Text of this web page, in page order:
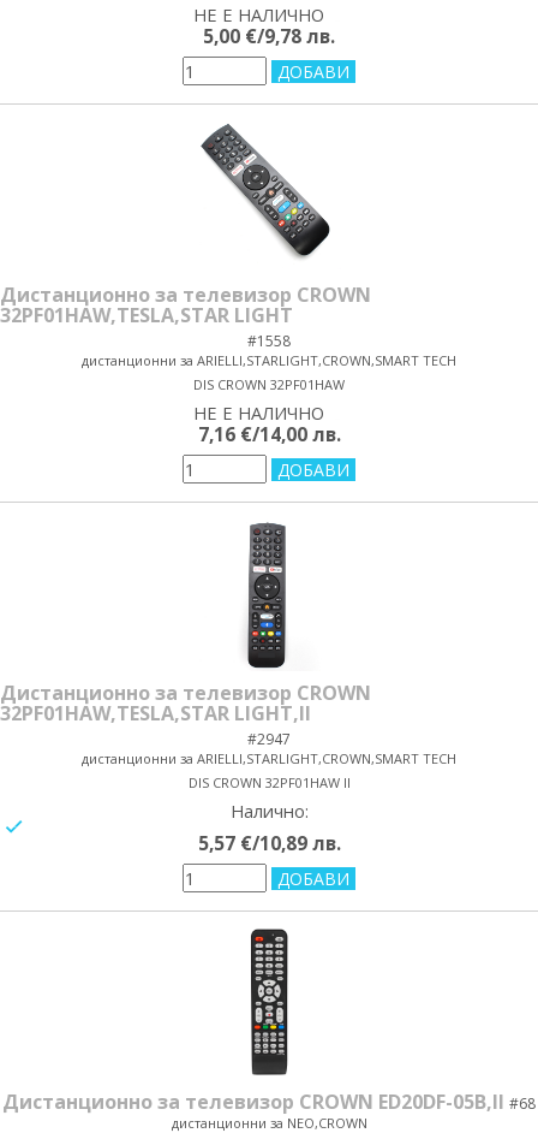
НЕ Е НАЛИЧНО
5,00 €/9,78 лв.
Дистанционно за телевизор CROWN
32PF01HAW,TESLA,STAR LIGHT
#1558
дистанционни за ARIELLI,STARLIGHT,CROWN,SMART TECH
DIS CROWN 32PF01HAW
НЕ Е НАЛИЧНО
7,16 €/14,00 лв.
Дистанционно за телевизор CROWN
32PF01HAW,TESLA,STAR LIGHT,II
#2947
дистанционни за ARIELLI,STARLIGHT,CROWN,SMART TECH
DIS CROWN 32PF01HAW II
Налично:
5,57 €/10,89 лв.
Дистанционно за телевизор CROWN ЕD20DF-05B,II #68
дистанционни за NEO,CROWN